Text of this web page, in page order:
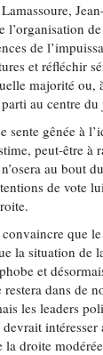
l’organisation
de
et réfléchir
majorité ou,
au centre du
sente gênée à
peut-être à
au bout
de vote
que
la situation de
et
dans de
les leaders
la droite